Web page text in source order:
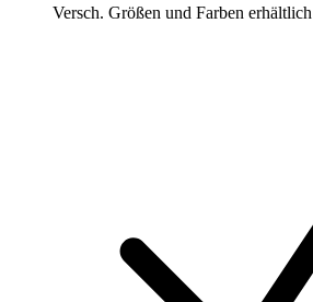
Versch. Größen und Farben erhältlich